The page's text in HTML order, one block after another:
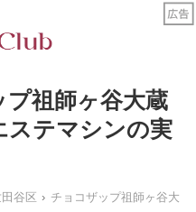
プ祖師ヶ谷大蔵
ステマシンの実
谷区
チョコザップ祖師ヶ谷大